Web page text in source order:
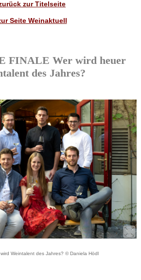
zur Titelseite
Seite Weinaktuell
FINALE Wer wird heuer
des Jahres?
Weintalent des Jahres? © Daniela Hödl